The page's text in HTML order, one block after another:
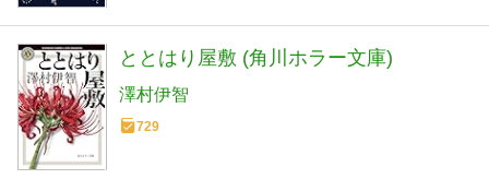
ととはり屋敷 (角川ホラー文庫)
澤村伊智
729